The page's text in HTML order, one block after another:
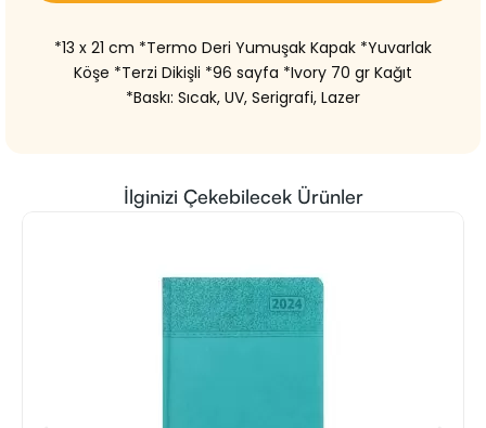
*13 x 21 cm *Termo Deri Yumuşak Kapak *Yuvarlak
Köşe *Terzi Dikişli *96 sayfa *Ivory 70 gr Kağıt
*Baskı: Sıcak, UV, Serigrafi, Lazer
İlginizi Çekebilecek Ürünler